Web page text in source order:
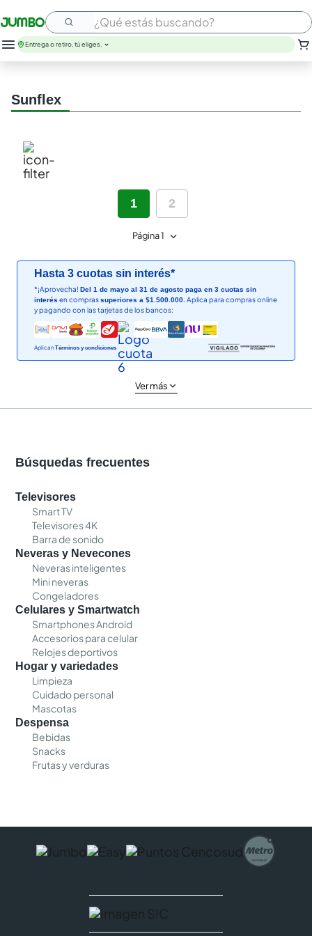
¿Qué estás buscando?
Entrega o retiro, tú eliges.
sunflex
1 2
Página 1
Hasta 3 cuotas sin interés*
*¡Aprovecha! Del 1 de mayo al 31 de agosto paga en 3 cuotas sin
interés en comprassuperiores a $1.500.000. Aplica para compras online
y pagando con las tarjetas de los bancos:
Aplican Términos y condiciones
Ver más
Búsquedas frecuentes
Televisores
Smart TV
Televisores 4K
Barra de sonido
Neveras y Nevecones
Neveras inteligentes
Mini neveras
Congeladores
Celulares y Smartwatch
Smartphones Android
Accesorios para celular
Relojes deportivos
Hogar y variedades
Limpieza
Cuidado personal
Mascotas
Despensa
Bebidas
Snacks
Frutas y verduras